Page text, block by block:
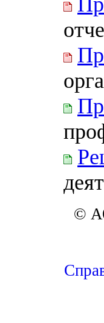
©